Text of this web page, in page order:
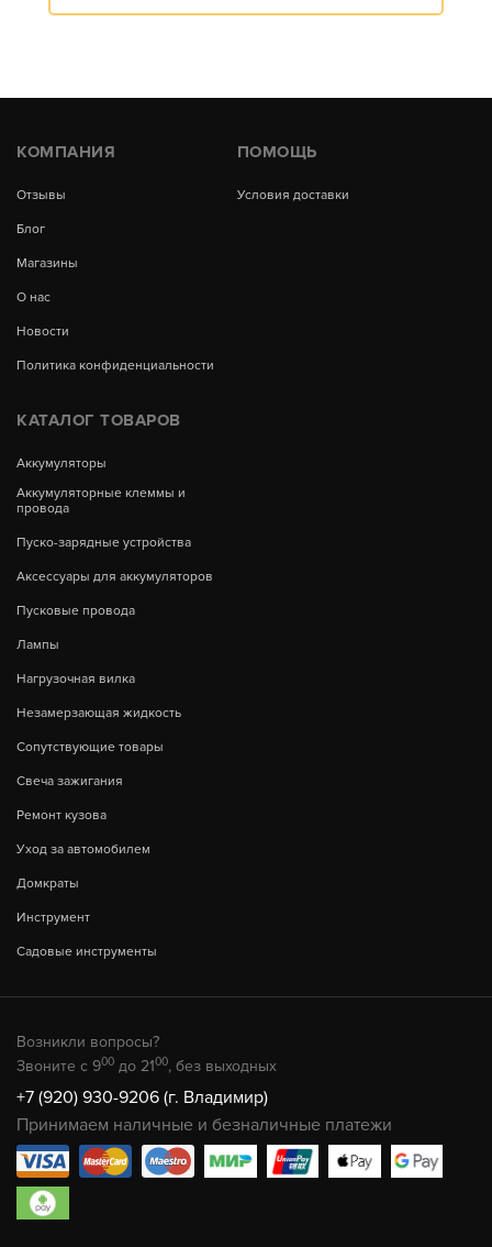
КОМПАНИЯ
Отзывы
Блог
Магазины
О нас
Новости
Политика конфиденциальности
ПОМОЩЬ
Условия доставки
КАТАЛОГ ТОВАРОВ
Аккумуляторы
Аккумуляторные клеммы и
провода
Пуско-зарядные устройства
Аксессуары для аккумуляторов
Пусковые провода
Лампы
Нагрузочная вилка
Незамерзающая жидкость
Сопутствующие товары
Свеча зажигания
Ремонт кузова
Уход за автомобилем
Домкраты
Инструмент
Садовые инструменты
Возникли вопросы?
Звоните с 900 до 2100, без выходных
+7 (920) 930-9206 (г. Владимир)
Принимаем наличные и безналичные платежи